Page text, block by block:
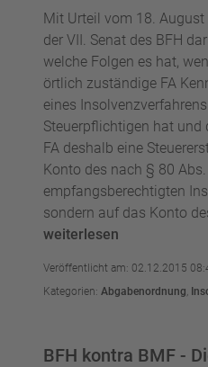
Mit Urteil vom 18.
der VII. Senat des BFH
welche Folgen es hat,
örtlich zuständige FA
eines
Steuerpflichtigen hat
FA deshalb eine
Konto des nach § 80
empfangsberechtigten
sondern auf das Konto
weiterlesen
Veröffentlicht am: 02.12.2015
Kategorien: Abgabenordnung,
BFH kontra BMF -